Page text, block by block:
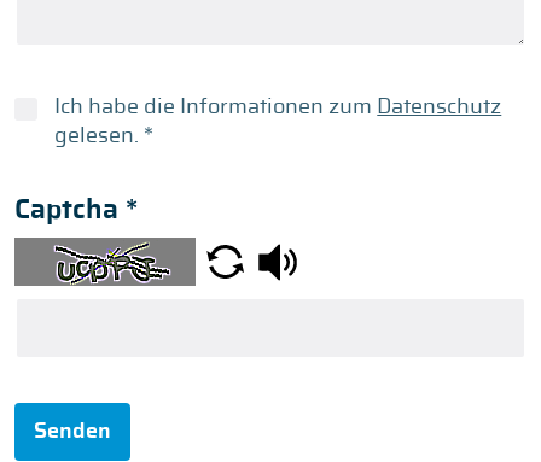
Ich habe die Informationen zum Datenschutz
gelesen. *
Captcha *
Senden